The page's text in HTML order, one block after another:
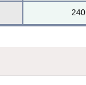
240